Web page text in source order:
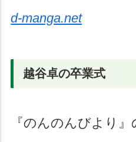
d-manga.net
越谷卓の卒業式
『のんのんびより